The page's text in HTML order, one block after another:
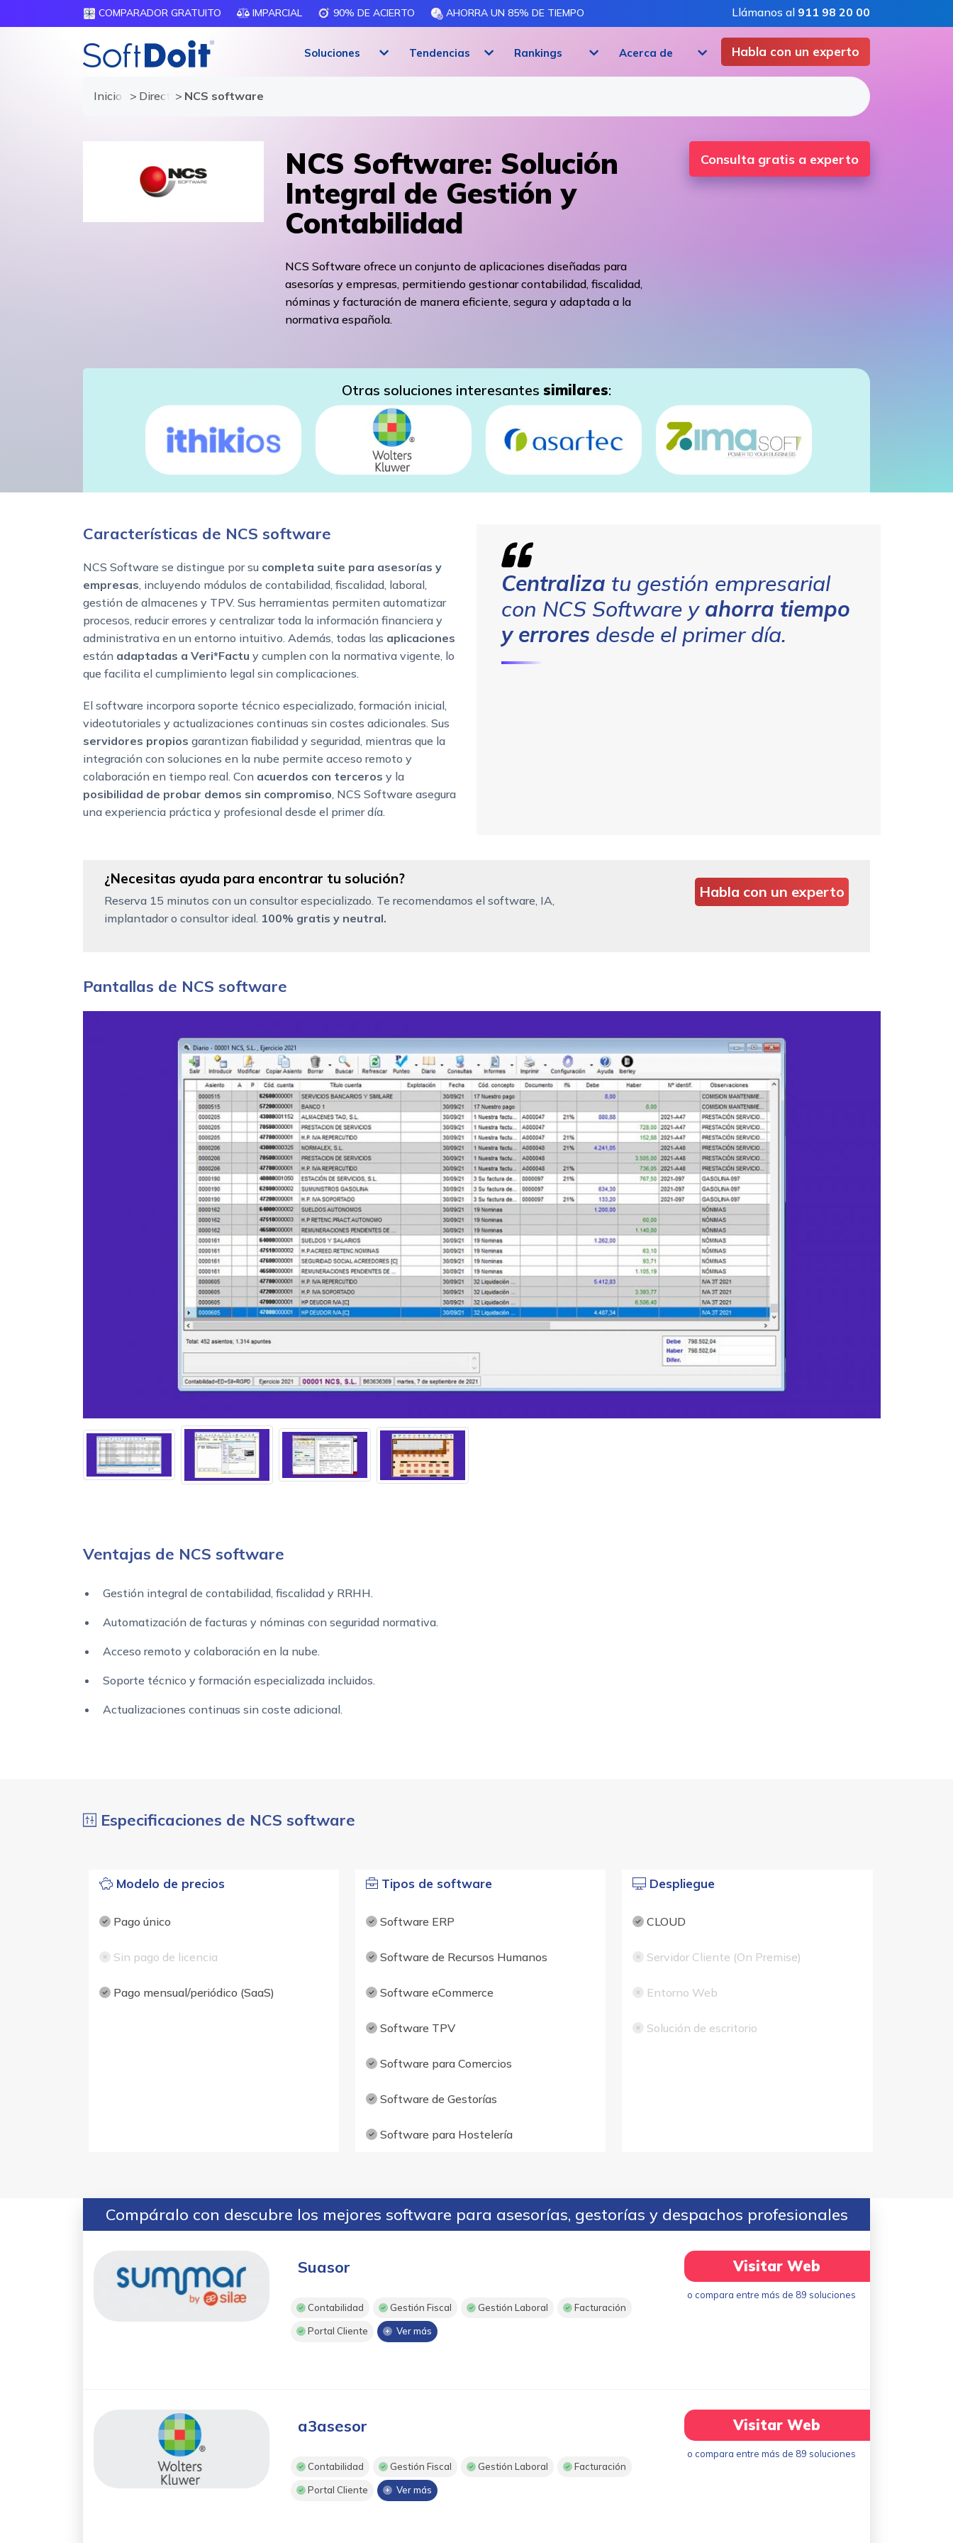
COMPARADOR GRATUITO IMPARCIAL 90% DE ACIERTO AHORRA UN 85% DE TIEMPO Llámanos al 911 98 20 00
Habla con un experto
Soluciones Tendencias Rankings Acerca de
Inicio Directorio de proveedores
NCS software
NCS Software: Solución
Integral de Gestión y
Contabilidad
NCS Software ofrece un conjunto de aplicaciones diseñadas para
asesorías y empresas, permitiendo gestionar contabilidad, fiscalidad,
nóminas y facturación de manera eficiente, segura y adaptada a la
normativa española.
Consulta gratis a experto
Otras soluciones interesantes similares:
Características de NCS software
NCS Software se distingue por su completa suite para asesorías y
empresas, incluyendo módulos de contabilidad, fiscalidad, laboral,
gestión de almacenes y TPV. Sus herramientas permiten automatizar
procesos, reducir errores y centralizar toda la información financiera y
administrativa en un entorno intuitivo. Además, todas las aplicaciones
están adaptadas a Veri*Factu y cumplen con la normativa vigente, lo
que facilita el cumplimiento legal sin complicaciones.
El software incorpora soporte técnico especializado, formación inicial,
videotutoriales y actualizaciones continuas sin costes adicionales. Sus
servidores propios garantizan fiabilidad y seguridad, mientras que la
integración con soluciones en la nube permite acceso remoto y
colaboración en tiempo real. Con acuerdos con terceros y la
posibilidad de probar demos sin compromiso, NCS Software asegura
una experiencia práctica y profesional desde el primer día.
Centraliza tu gestión empresarial
con NCS Software y ahorra tiempo
y errores desde el primer día.
¿Necesitas ayuda para encontrar tu solución?
Reserva 15 minutos con un consultor especializado. Te recomendamos el software, IA,
implantador o consultor ideal. 100% gratis y neutral.
Habla con un experto
Pantallas de NCS software
Ventajas de NCS software
Gestión integral de contabilidad, fiscalidad y RRHH.
Automatización de facturas y nóminas con seguridad normativa.
Acceso remoto y colaboración en la nube.
Soporte técnico y formación especializada incluidos.
Actualizaciones continuas sin coste adicional.
Especificaciones de NCS software
Modelo de precios
Pago único
Sin pago de licencia
Pago mensual/periódico (SaaS)
Tipos de software
Software ERP
Software de Recursos Humanos
Software eCommerce
Software TPV
Software para Comercios
Software de Gestorías
Software para Hostelería
Despliegue
CLOUD
Servidor Cliente (On Premise)
Entorno Web
Solución de escritorio
Compáralo con descubre los mejores software para asesorías, gestorías y despachos profesionales
Suasor
Contabilidad Gestión Fiscal Gestión Laboral Facturación
Portal Cliente Ver más
Visitar Web
o compara entre más de 89 soluciones
a3asesor
Contabilidad Gestión Fiscal Gestión Laboral Facturación
Portal Cliente Ver más
Visitar Web
o compara entre más de 89 soluciones